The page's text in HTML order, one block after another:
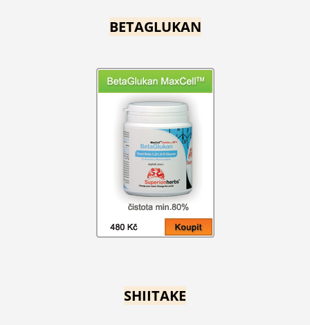
BETAGLUKAN
SHIITAKE